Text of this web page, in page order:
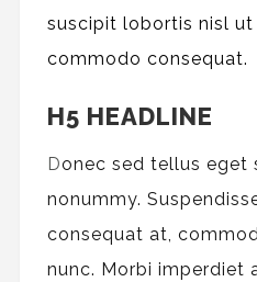
suscipit lobortis nisl ut
commodo consequat.
H5 HEADLINE
Donec sed tellus eget
nonummy.
consequat at,
nunc. Morbi imperdiet